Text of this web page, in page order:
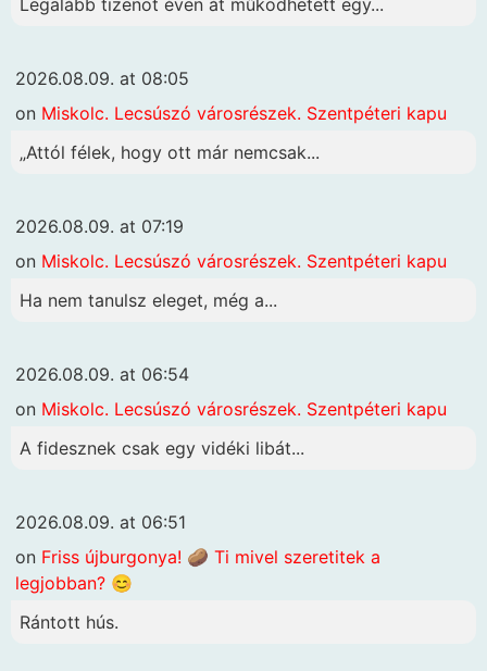
Legalább tizenöt éven át működhetett egy...
2026.08.09. at 08:05
on Miskolc. Lecsúszó városrészek. Szentpéteri kapu
„Attól félek, hogy ott már nemcsak...
2026.08.09. at 07:19
on Miskolc. Lecsúszó városrészek. Szentpéteri kapu
Ha nem tanulsz eleget, még a...
2026.08.09. at 06:54
on Miskolc. Lecsúszó városrészek. Szentpéteri kapu
A fidesznek csak egy vidéki libát...
2026.08.09. at 06:51
on Friss újburgonya! 🥔 Ti mivel szeretitek a
legjobban? 😊
Rántott hús.